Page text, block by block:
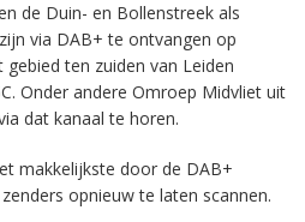
de Duin- en Bollenstreek als
via DAB+ te ontvangen op
ten zuiden van Leiden
Onder andere Omroep Midvliet uit
dat kanaal te horen.
makkelijkste door de DAB+
opnieuw te laten scannen.